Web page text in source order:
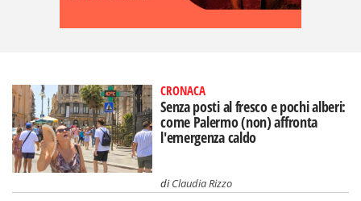
CRONACA
Senza posti al fresco e pochi alberi:
come Palermo (non) affronta
l'emergenza caldo
diClaudia Rizzo